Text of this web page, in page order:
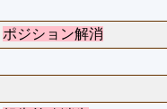
ポジション解消